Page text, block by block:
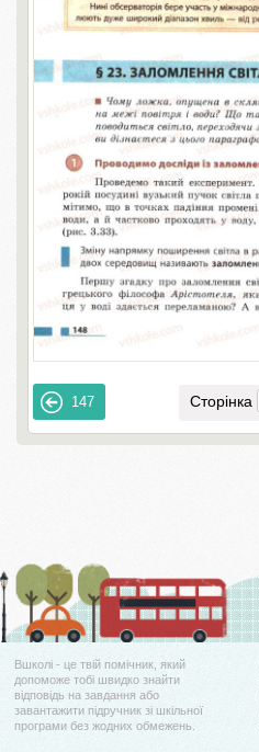
147 Сторінка
Вшколі - це твій помічник, який
допоможе тобі швидко знайти
відповідь на завдання або
завантажити підручник зі шкільної
програми без жодних обмежень.